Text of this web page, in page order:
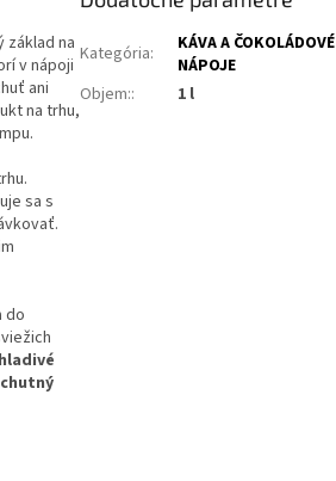
základ na
v nápoji
ani
na trhu,
sa s
do
chutný
Kategória:
KÁVA A ČOKOLÁDOVÉ
NÁPOJE
Objem:: 1 l